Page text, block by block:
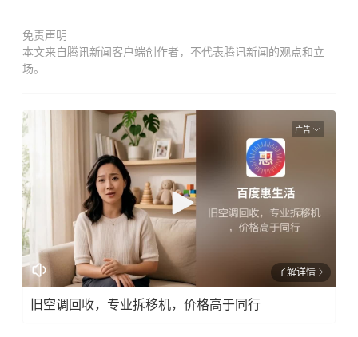
免责声明
本文来自腾讯新闻客户端创作者，不代表腾讯新闻的观点和立
场。
广告
了解详情
旧空调回收，专业拆移机，价格高于同行